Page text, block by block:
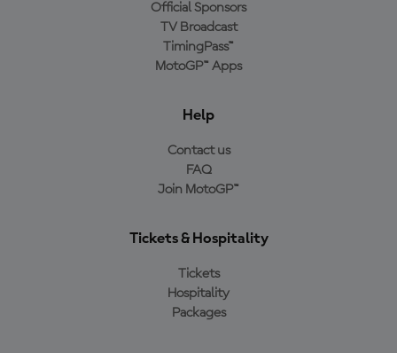
Official Sponsors
TV Broadcast
TimingPass™
MotoGP™ Apps
Help
Contact us
FAQ
Join MotoGP™
Tickets & Hospitality
Tickets
Hospitality
Packages